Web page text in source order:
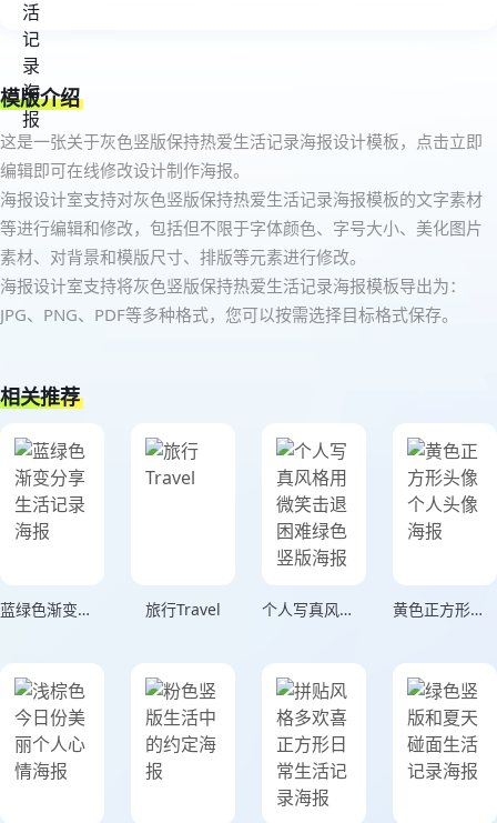
模版介绍
这是一张关于灰色竖版保持热爱生活记录海报设计模板，点击立即
编辑即可在线修改设计制作海报。
海报设计室支持对灰色竖版保持热爱生活记录海报模板的文字素材
等进行编辑和修改，包括但不限于字体颜色、字号大小、美化图片
素材、对背景和模版尺寸、排版等元素进行修改。
海报设计室支持将灰色竖版保持热爱生活记录海报模板导出为：
JPG、PNG、PDF等多种格式，您可以按需选择目标格式保存。
相关推荐
蓝绿色渐变分享生活记录海报 旅行Travel 个人写真风格用微笑击退困难绿色竖版海报 黄色正方形头像个人头像海报